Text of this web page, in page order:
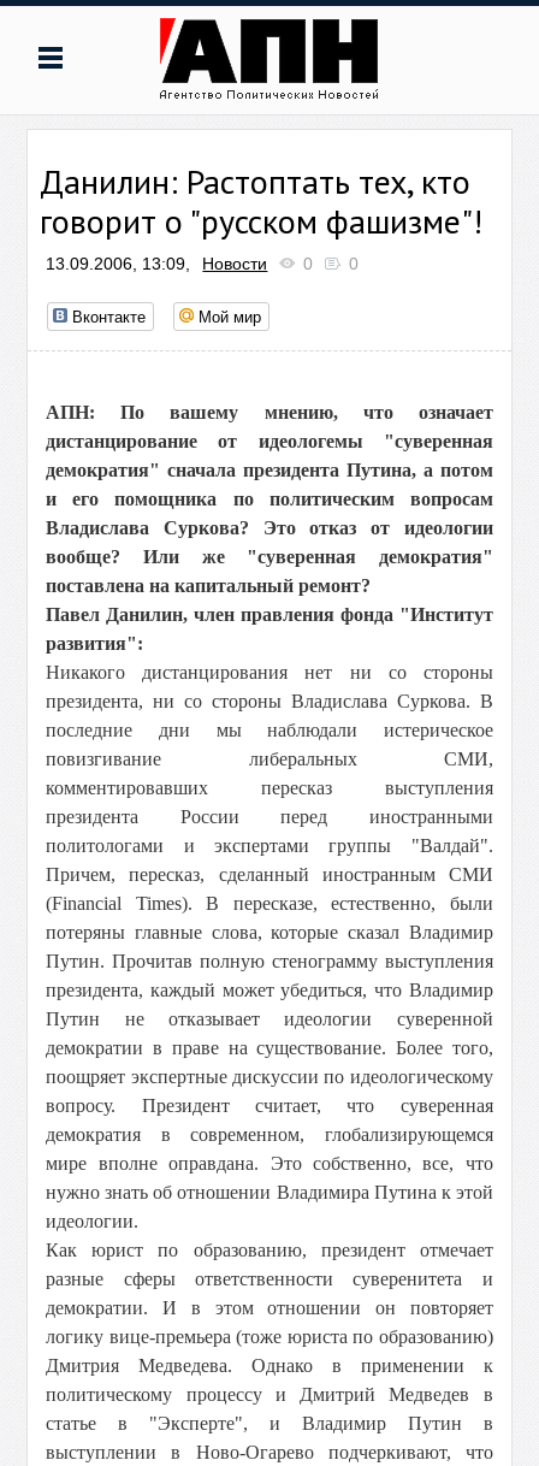
Данилин: Растоптать тех, кто
говорит о "русском фашизме"!
13.09.2006, 13:09, Новости 0 0
Вконтакте Мой мир
АПН: По вашему мнению, что означает
дистанцирование от идеологемы "суверенная
демократия" сначала президента Путина, а потом
и его помощника по политическим вопросам
Владислава Суркова? Это отказ от идеологии
вообще? Или же "суверенная демократия"
поставлена на капитальный ремонт?
Павел Данилин, член правления фонда "Институт
развития":
Никакого дистанцирования нет ни со стороны
президента, ни со стороны Владислава Суркова. В
последние дни мы наблюдали истерическое
повизгивание либеральных СМИ,
комментировавших пересказ выступления
президента России перед иностранными
политологами и экспертами группы "Валдай".
Причем, пересказ, сделанный иностранным СМИ
(Financial Times). В пересказе, естественно, были
потеряны главные слова, которые сказал Владимир
Путин. Прочитав полную стенограмму выступления
президента, каждый может убедиться, что Владимир
Путин не отказывает идеологии суверенной
демократии в праве на существование. Более того,
поощряет экспертные дискуссии по идеологическому
вопросу. Президент считает, что суверенная
демократия в современном, глобализирующемся
мире вполне оправдана. Это собственно, все, что
нужно знать об отношении Владимира Путина к этой
идеологии.
Как юрист по образованию, президент отмечает
разные сферы ответственности суверенитета и
демократии. И в этом отношении он повторяет
логику вице-премьера (тоже юриста по образованию)
Дмитрия Медведева. Однако в применении к
политическому процессу и Дмитрий Медведев в
статье в "Эксперте", и Владимир Путин в
выступлении в Ново-Огарево подчеркивают, что